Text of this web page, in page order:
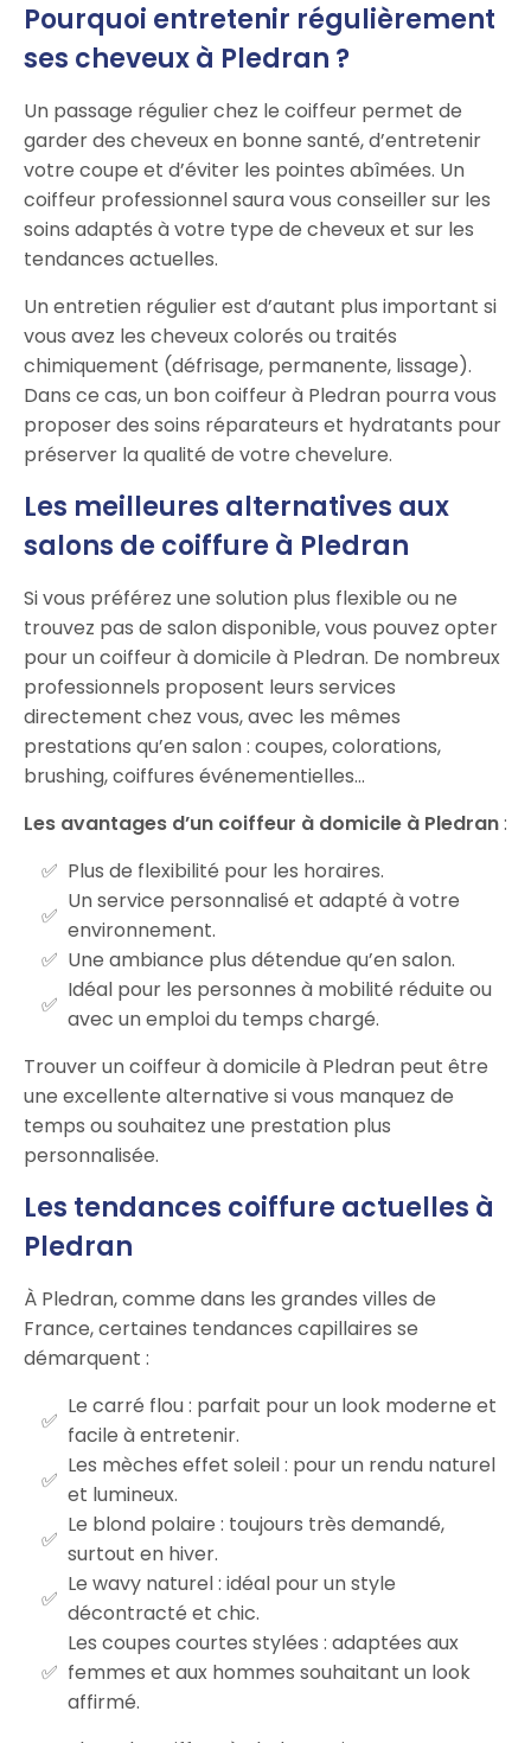
Pourquoi entretenir régulièrement
ses cheveux à Pledran ?
Un passage régulier chez le coiffeur permet de
garder des cheveux en bonne santé, d’entretenir
votre coupe et d’éviter les pointes abîmées. Un
coiffeur professionnel saura vous conseiller sur les
soins adaptés à votre type de cheveux et sur les
tendances actuelles.
Un entretien régulier est d’autant plus important si
vous avez les cheveux colorés ou traités
chimiquement (défrisage, permanente, lissage).
Dans ce cas, un bon coiffeur à Pledran pourra vous
proposer des soins réparateurs et hydratants pour
préserver la qualité de votre chevelure.
Les meilleures alternatives aux
salons de coiffure à Pledran
Si vous préférez une solution plus flexible ou ne
trouvez pas de salon disponible, vous pouvez opter
pour un coiffeur à domicile à Pledran. De nombreux
professionnels proposent leurs services
directement chez vous, avec les mêmes
prestations qu’en salon : coupes, colorations,
brushing, coiffures événementielles…
Les avantages d’un coiffeur à domicile à Pledran:
Plus de flexibilité pour les horaires.
Un service personnalisé et adapté à votre
environnement.
Une ambiance plus détendue qu’en salon.
Idéal pour les personnes à mobilité réduite ou
avec un emploi du temps chargé.
Trouver un coiffeur à domicile à Pledran peut être
une excellente alternative si vous manquez de
temps ou souhaitez une prestation plus
personnalisée.
Les tendances coiffure actuelles à
Pledran
À Pledran, comme dans les grandes villes de
France, certaines tendances capillaires se
démarquent :
Le carré flou : parfait pour un look moderne et
facile à entretenir.
Les mèches effet soleil : pour un rendu naturel
et lumineux.
Le blond polaire : toujours très demandé,
surtout en hiver.
Le wavy naturel : idéal pour un style
décontracté et chic.
Les coupes courtes stylées : adaptées aux
femmes et aux hommes souhaitant un look
affirmé.